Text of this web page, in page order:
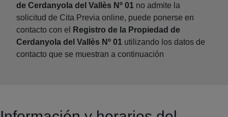
de Cerdanyola del Vallès Nº 01 no admite la
solicitud de Cita Previa online, puede ponerse en
contacto con el
Registro de la Propiedad de
Cerdanyola del Vallès Nº 01 utilizando los datos de
contacto que se muestran a continuación